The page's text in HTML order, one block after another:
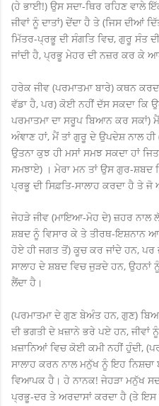
(ਹੇ ਭਾਈ!) ਉਸ ਸਦਾ-ਥਿਰ ਰਹਿਣ ਵਾਲੇ
ਜੀਵਾਂ ਨੂੰ ਦਾਤਾਂ) ਦੇਂਦਾ ਹੈ ਤੇ (ਜਿਸ ਦੀਆਂ
ਮਿੱਤਰ-ਪ੍ਰਭੂ ਦੀ ਸੰਗਤਿ ਵਿਚ, ਗੁਰੂ ਸੰਤ
ਜਾਂਦੀ ਹੈ, ਪ੍ਰਭੂ ਮੇਹਰ ਦੀ ਨਜ਼ਰ ਕਰ ਕੇ
ਹਰੇਕ ਜੀਵ (ਪਰਮਾਤਮਾ ਬਾਰੇ) ਕਥਨ
ਵੱਡਾ ਹੈ, ਪਰ) ਕੋਈ ਨਹੀਂ ਦੱਸ ਸਕਦਾ ਕਿ
ਪਰਮਾਤਮਾ ਦਾ ਸਰੂਪ ਬਿਆਨ ਕਰ ਸਕਾਂ) ਮੈਂ
ਅੰਞਾਣ ਹਾਂ, ਮੈਂ ਤਾਂ ਗੁਰੂ ਦੇ ਉਪਦੇਸ਼ ਨਾਲ ਹੀ
ਉਤਨਾ ਕੁਝ ਹੀ ਮਸਾਂ ਸਮਝ ਸਕਦਾ ਹਾਂ
ਸਮਝਾਏ) । ਮੇਰਾ ਮਨ ਤਾਂ ਉਸ ਗੁਰ-ਸ਼ਬਦ
ਪ੍ਰਭੂ ਦੀ ਸਿਫ਼ਤਿ-ਸਾਲਾਹ ਕਰਦਾ ਹੈ ਤੇ
ਜੇਹੜੇ ਜੀਵ (ਮਾਇਆ-ਮੋਹ ਦੇ) ਜ਼ਹਰ
ਸ਼ਬਦ ਨੂੰ ਵਿਸਾਰ ਕੇ ਤੇ ਤੀਰਥ-ਇਸ਼ਨਾਨ
ਹੋਏ ਹੀ ਜਗਤ ਤੋਂ) ਕੂਚ ਕਰ ਜਾਂਦੇ ਹਨ, ਪਰ
ਸਾਲਾਹ ਦੇ ਸ਼ਬਦ ਵਿਚ ਜੁੜਦੇ ਹਨ, ਉਹਨਾਂ
ਲੈਂਦਾ ਹੈ।
(ਪਰਮਾਤਮਾ ਦੇ ਗੁਣ ਬੇਅੰਤ ਹਨ, ਗੁਣ)
ਦੀ ਭਗਤੀ ਦੇ ਖ਼ਜ਼ਾਨੇ ਭਰੇ ਪਏ ਹਨ, ਜੀਵਾਂ
ਖ਼ਜ਼ਾਨਿਆਂ ਵਿਚ ਕੋਈ ਕਮੀ ਨਹੀਂ ਹੁੰਦੀ,
ਸਾਲਾਹ ਕਰਨ ਨਾਲ ਮਨੁੱਖ ਨੂੰ ਇਹ ਨਿਸ਼ਚਾ
ਵਿਆਪਕ ਹੈ। ਹੇ ਨਾਨਕ! ਜੇਹੜਾ ਮਨੁੱਖ
ਪ੍ਰਭੂ-ਦਰ ਤੇ ਅਰਦਾਸਾਂ ਕਰਦਾ ਹੈ (ਤੇ ਇਸ